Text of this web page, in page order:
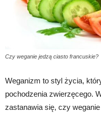
Czy weganie jedzą ciasto francuskie?
Weganizm to styl życia,
pochodzenia zwierzęcego.
zastanawia się, czy